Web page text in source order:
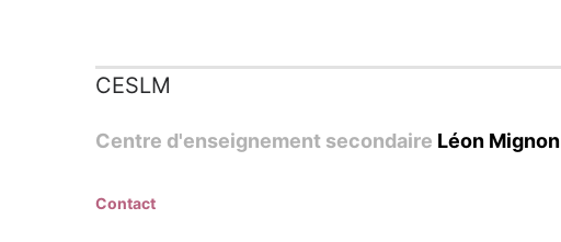
CESLM
Centre d'enseignement secondaire Léon Mignon
Contact